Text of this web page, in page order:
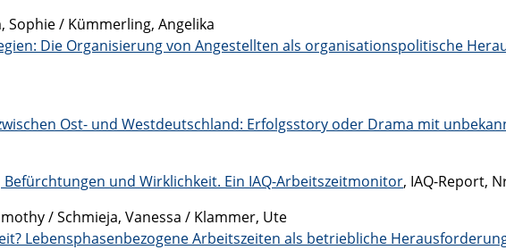
Sophie / Kümmerling, Angelika
Die Organisierung von Angestellten als organisationspolitische
Ost- und Westdeutschland: Erfolgsstory oder Drama mit
und Wirklichkeit. Ein IAQ-Arbeitszeitmonitor, IAQ-Report,
/ Schmieja, Vanessa / Klammer, Ute
Lebensphasenbezogene Arbeitszeiten als betriebliche